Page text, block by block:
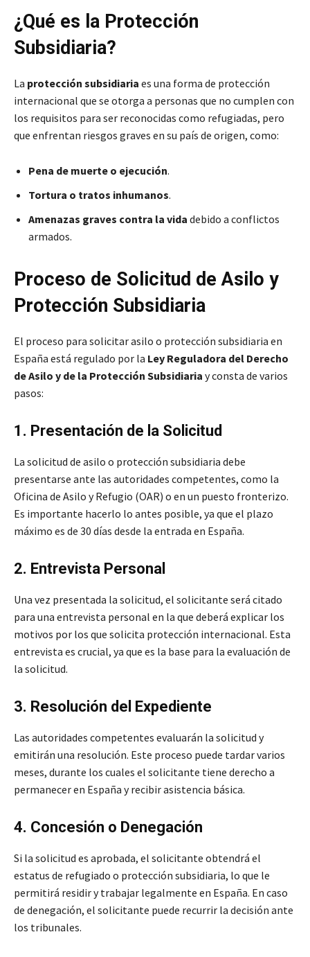
¿Qué es la Protección
Subsidiaria?
La protección subsidiaria es una forma de protección
internacional que se otorga a personas que no cumplen con
los requisitos para ser reconocidas como refugiadas, pero
que enfrentan riesgos graves en su país de origen, como:
Pena de muerte o ejecución.
Tortura o tratos inhumanos.
Amenazas graves contra la vida debido a conflictos
armados.
Proceso de Solicitud de Asilo y
Protección Subsidiaria
El proceso para solicitar asilo o protección subsidiaria en
España está regulado por la Ley Reguladora del Derecho
de Asilo y de la Protección Subsidiaria y consta de varios
pasos:
1. Presentación de la Solicitud
La solicitud de asilo o protección subsidiaria debe
presentarse ante las autoridades competentes, como la
Oficina de Asilo y Refugio (OAR) o en un puesto fronterizo.
Es importante hacerlo lo antes posible, ya que el plazo
máximo es de 30 días desde la entrada en España.
2. Entrevista Personal
Una vez presentada la solicitud, el solicitante será citado
para una entrevista personal en la que deberá explicar los
motivos por los que solicita protección internacional. Esta
entrevista es crucial, ya que es la base para la evaluación de
la solicitud.
3. Resolución del Expediente
Las autoridades competentes evaluarán la solicitud y
emitirán una resolución. Este proceso puede tardar varios
meses, durante los cuales el solicitante tiene derecho a
permanecer en España y recibir asistencia básica.
4. Concesión o Denegación
Si la solicitud es aprobada, el solicitante obtendrá el
estatus de refugiado o protección subsidiaria, lo que le
permitirá residir y trabajar legalmente en España. En caso
de denegación, el solicitante puede recurrir la decisión ante
los tribunales.